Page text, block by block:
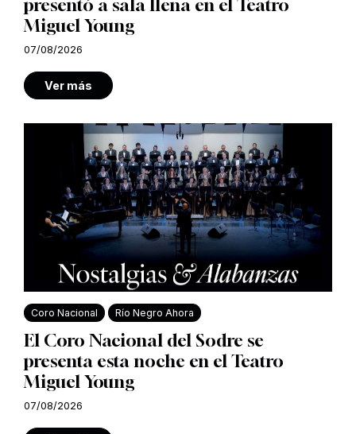
presentó a sala llena en el Teatro
Miguel Young
07/08/2026
Ver más
Coro Nacional Río Negro Ahora
El Coro Nacional del Sodre se
presenta esta noche en el Teatro
Miguel Young
07/08/2026